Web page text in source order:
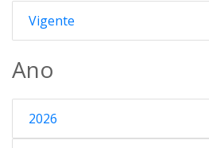
Vigente
Ano
2026